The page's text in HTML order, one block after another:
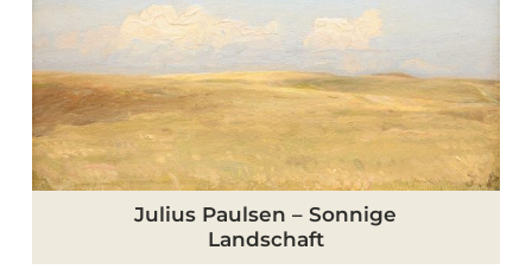
Landschaft
Julius Paulsen – Sonnige
Landschaft